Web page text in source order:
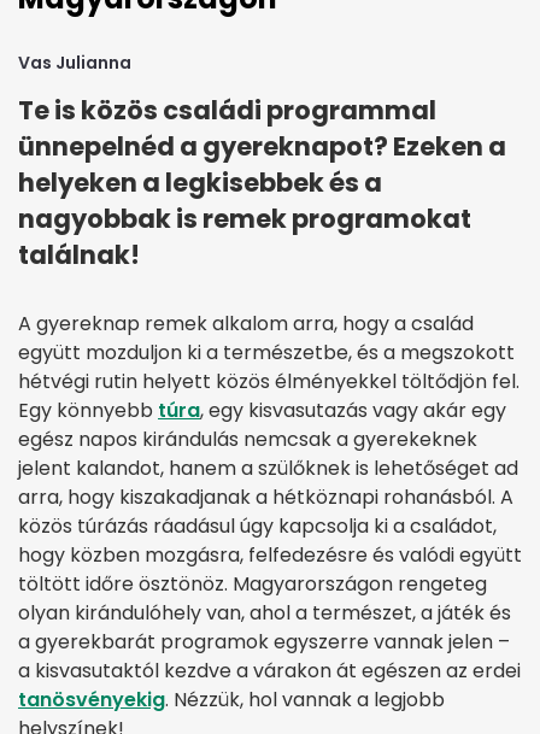
Vas Julianna
Te is közös családi programmal
ünnepelnéd a gyereknapot? Ezeken a
helyeken a legkisebbek és a
nagyobbak is remek programokat
találnak!
A gyereknap remek alkalom arra, hogy a család
együtt mozduljon ki a természetbe, és a megszokott
hétvégi rutin helyett közös élményekkel töltődjön fel.
Egy könnyebb túra, egy kisvasutazás vagy akár egy
egész napos kirándulás nemcsak a gyerekeknek
jelent kalandot, hanem a szülőknek is lehetőséget ad
arra, hogy kiszakadjanak a hétköznapi rohanásból. A
közös túrázás ráadásul úgy kapcsolja ki a családot,
hogy közben mozgásra, felfedezésre és valódi együtt
töltött időre ösztönöz. Magyarországon rengeteg
olyan kirándulóhely van, ahol a természet, a játék és
a gyerekbarát programok egyszerre vannak jelen –
a kisvasutaktól kezdve a várakon át egészen az erdei
tanösvényekig. Nézzük, hol vannak a legjobb